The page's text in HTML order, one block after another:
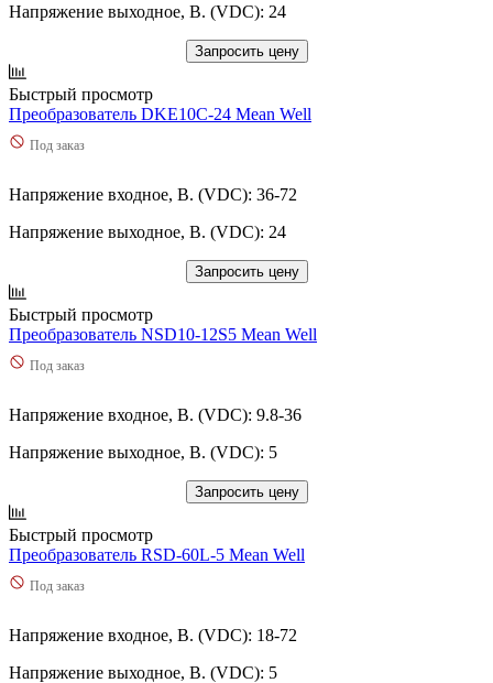
Напряжение выходное, В. (VDC): 24
Запросить цену
Быстрый просмотр
Преобразователь DKE10C-24 Mean Well
Под заказ
Напряжение входное, В. (VDC): 36-72
Напряжение выходное, В. (VDC): 24
Запросить цену
Быстрый просмотр
Преобразователь NSD10-12S5 Mean Well
Под заказ
Напряжение входное, В. (VDC): 9.8-36
Напряжение выходное, В. (VDC): 5
Запросить цену
Быстрый просмотр
Преобразователь RSD-60L-5 Mean Well
Под заказ
Напряжение входное, В. (VDC): 18-72
Напряжение выходное, В. (VDC): 5